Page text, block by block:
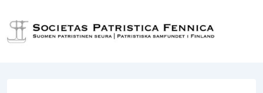
Siirry
pääsisältöön